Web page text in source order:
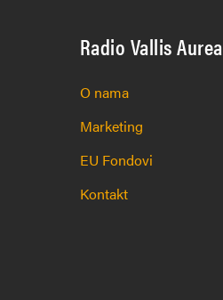
Radio Vallis Aurea
O nama
Marketing
EU Fondovi
Kontakt